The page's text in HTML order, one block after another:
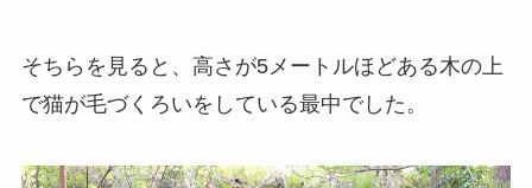
そちらを見ると、高さが5メートルほどある木の上
で猫が毛づくろいをしている最中でした。